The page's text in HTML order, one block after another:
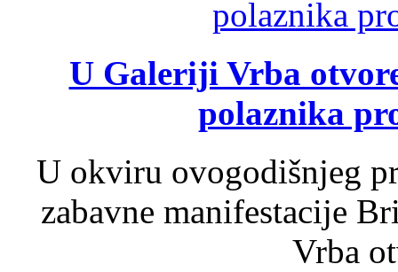
U Galeriji Vrba
polaznika
U okviru ovogodišnjeg
zabavne manifestacije
Vrba